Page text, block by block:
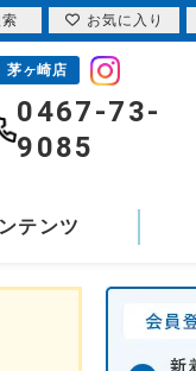
茅ヶ崎店
0467-73-
9085
テンツ
お気に入り